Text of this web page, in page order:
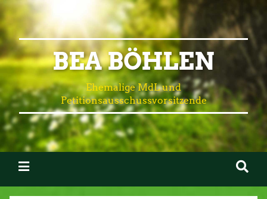
BEA BÖHLEN
Ehemalige MdL und
Petitionsausschussvorsitzende